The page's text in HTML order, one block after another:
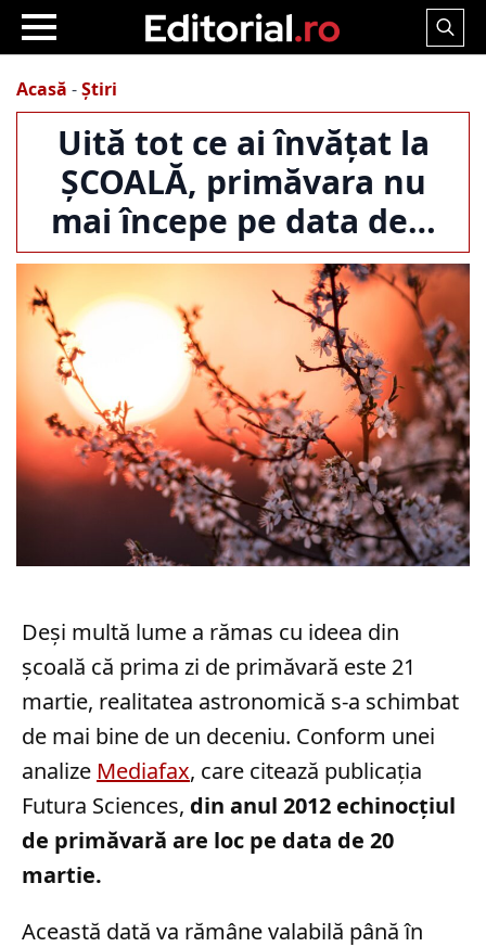
Search
Acasă -Știri
Uită tot ce ai învățat la
ȘCOALĂ, primăvara nu
mai începe pe data de…
Deși multă lume a rămas cu ideea din
școală că prima zi de primăvară este 21
martie, realitatea astronomică s-a schimbat
de mai bine de un deceniu. Conform unei
analize Mediafax, care citează publicația
Futura Sciences, din anul 2012 echinocțiul
de primăvară are loc pe data de 20
martie.
Această dată va rămâne valabilă până în